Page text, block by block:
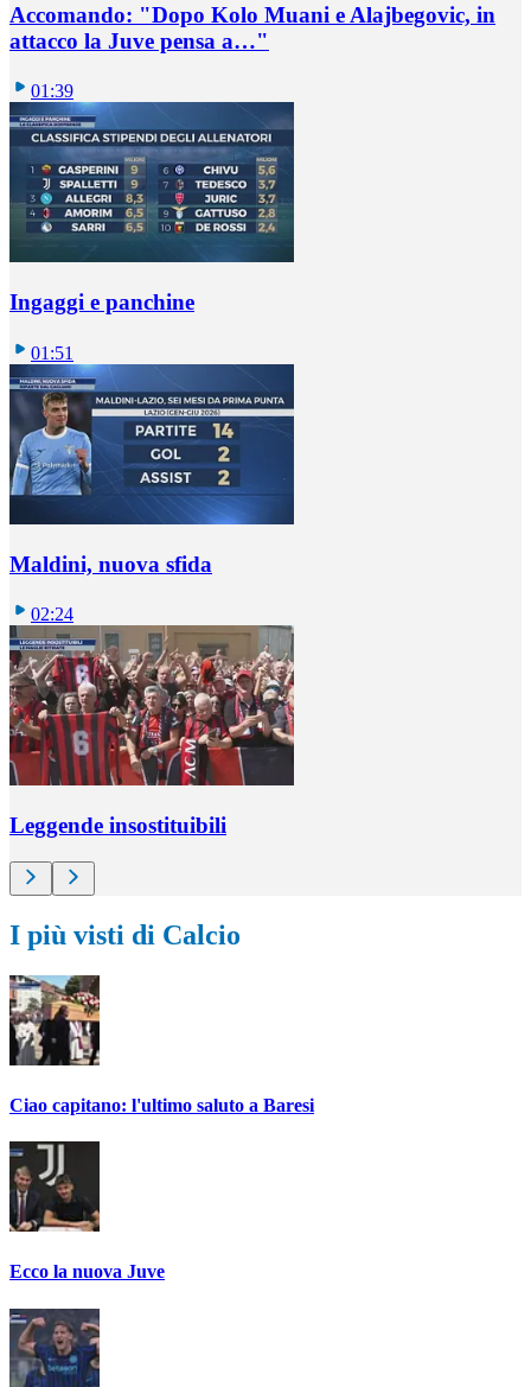
Accomando: "Dopo Kolo Muani e Alajbegovic, in
attacco la Juve pensa a…"
01:39
Ingaggi e panchine
01:51
Maldini, nuova sfida
02:24
Leggende insostituibili
I più visti di Calcio
Ciao capitano: l'ultimo saluto a Baresi
Ecco la nuova Juve